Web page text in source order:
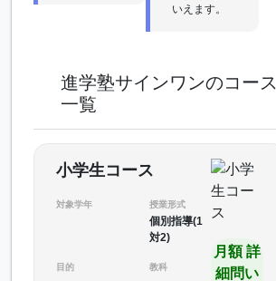
いえます。
進学塾サインワンのコース
一覧
小学生コース
対象学年 授業形式
個別指導(1
対2)
目的 教科
月額 詳
細問い